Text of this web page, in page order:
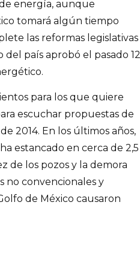
energía, aunque
tomará algún tiempo
las reformas legislativas
del país aprobó el pasado 12
para los que quiere
escuchar propuestas de
2014. En los últimos años,
estancado en cerca de 2,5
de los pozos y la demora
no convencionales y
de México causaron